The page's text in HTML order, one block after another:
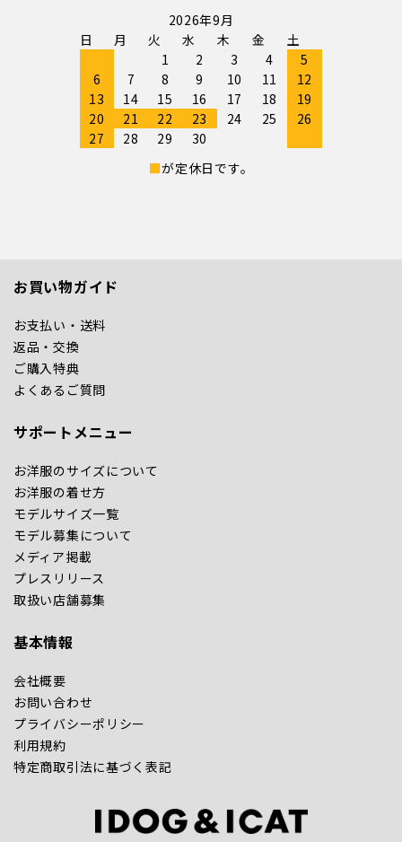
2026年9月
日
月 火 水 木 金
土
1
2 3 4
5
6
7 8 9 10 11
12
13
14 15 16 17 18
19
20
21 22 23 24 25
26
27
28 29
30
■が定休日です。
お買い物ガイド
お支払い・送料
返品・交換
ご購入特典
よくあるご質問
サポートメニュー
お洋服のサイズについて
お洋服の着せ方
モデルサイズ一覧
モデル募集について
メディア掲載
プレスリリース
取扱い店舗募集
基本情報
会社概要
お問い合わせ
プライバシーポリシー
利用規約
特定商取引法に基づく表記